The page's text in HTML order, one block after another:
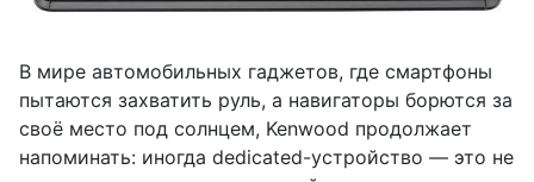
В мире автомобильных гаджетов, где смартфоны
пытаются захватить руль, а навигаторы борются за
своё место под солнцем, Kenwood продолжает
напоминать: иногда dedicated-устройство — это не